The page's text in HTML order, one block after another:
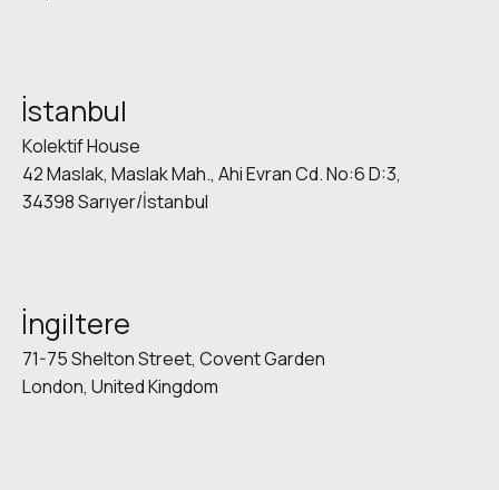
İstanbul
Kolektif House
42 Maslak, Maslak Mah., Ahi Evran Cd. No:6 D:3,
34398 Sarıyer/İstanbul
İngiltere
71-75 Shelton Street, Covent Garden
London, United Kingdom